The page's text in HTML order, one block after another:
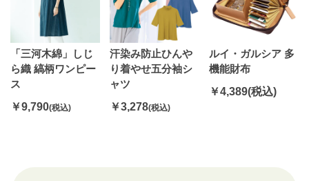
「三河木綿」しじ
ら織 縞柄ワンピー
ス
￥9,790(税込)
汗染み防止ひんや
り着やせ五分袖シ
ャツ
￥3,278(税込)
ルイ・ガルシア 多
機能財布
￥4,389(税込)